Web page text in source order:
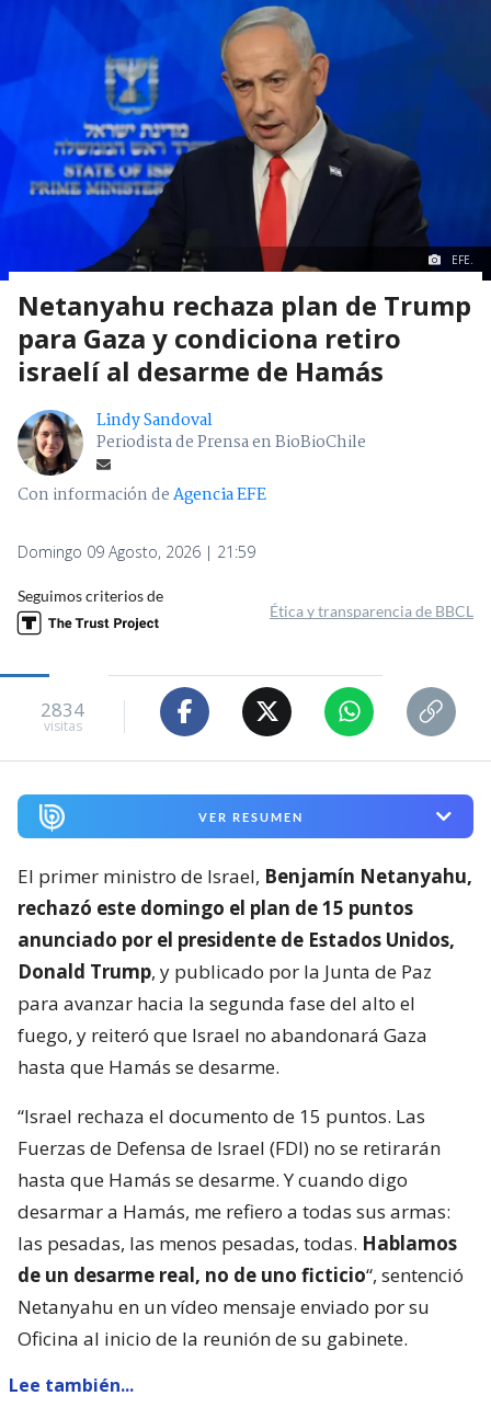
EFE.
Netanyahu rechaza plan de Trump
para Gaza y condiciona retiro
israelí al desarme de Hamás
Lindy Sandoval
Periodista de Prensa en BioBioChile
Con información deAgencia EFE
Domingo 09 Agosto, 2026 | 21:59
Seguimos criterios de
Ética y transparencia de BBCL
2834
visitas
VER RESUMEN
El primer ministro de Israel, Benjamín Netanyahu,
rechazó este domingo el plan de 15 puntos
anunciado por el presidente de Estados Unidos,
Donald Trump, y publicado por la Junta de Paz
para avanzar hacia la segunda fase del alto el
fuego, y reiteró que Israel no abandonará Gaza
hasta que Hamás se desarme.
“Israel rechaza el documento de 15 puntos. Las
Fuerzas de Defensa de Israel (FDI) no se retirarán
hasta que Hamás se desarme. Y cuando digo
desarmar a Hamás, me refiero a todas sus armas:
las pesadas, las menos pesadas, todas. Hablamos
de un desarme real, no de uno ficticio“, sentenció
Netanyahu en un vídeo mensaje enviado por su
Oficina al inicio de la reunión de su gabinete.
Lee también...